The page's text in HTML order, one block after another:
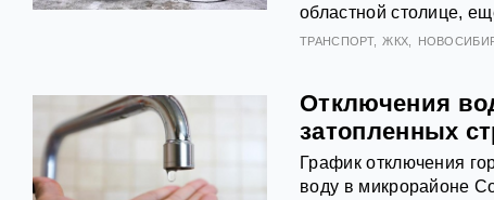
областной столице,
ТРАНСПОРТ ЖКХ
Отключения
затопленных
График отключения
воду в микрорайоне